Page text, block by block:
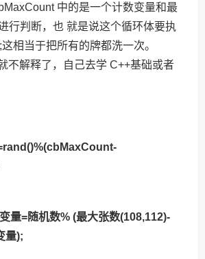
中的是一个计数变量和最
行判断，也 就是说这个循环体要执
相当于把所有的牌都洗一次。
不解释了，自己去学 C++基础或者
量=随机数% (最大张数(108,112)-
量);